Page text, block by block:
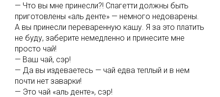
— Что вы мне принесли?! Спагетти должны быть
приготовлены «аль денте» — немного недоварены.
А вы принесли переваренную кашу. Я за это платить
не буду, заберите немедленно и принесите мне
просто чай!
— Ваш чай, сэр!
— Да вы издеваетесь — чай едва теплый и в нем
почти нет заварки!
— Это чай «аль денте», сэр!